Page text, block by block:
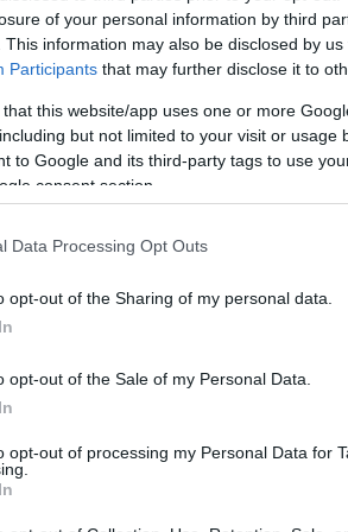
of your personal information by third
This information may also be disclosed by
Participants that may further disclose it to
that this website/app uses one or more
but not limited to your visit or usage
to Google and its third-party tags to use
consent section.
Data Processing Opt Outs
opt-out of the Sharing of my personal data.
opt-out of the Sale of my Personal Data.
opt-out of processing my Personal Data for
MILYEN LESZ A VILÁG 2015-BEN?
ELŐRETÖRÉS, SOK HÁBORÚ ÉS
DEMOKRATIZÁLÓDÁS
2014 világviszonylatban is elég pocsék
újjáéledt háborúk között ismét rekordot
TÁRSADALOM
1